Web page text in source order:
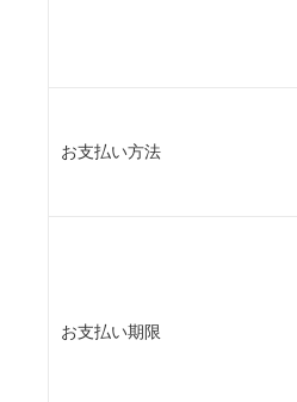
お支払い方法
お支払い期限